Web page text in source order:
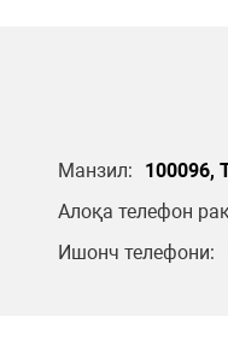
Манзил:
100096,
Алоқа телефон
Ишонч телефони: